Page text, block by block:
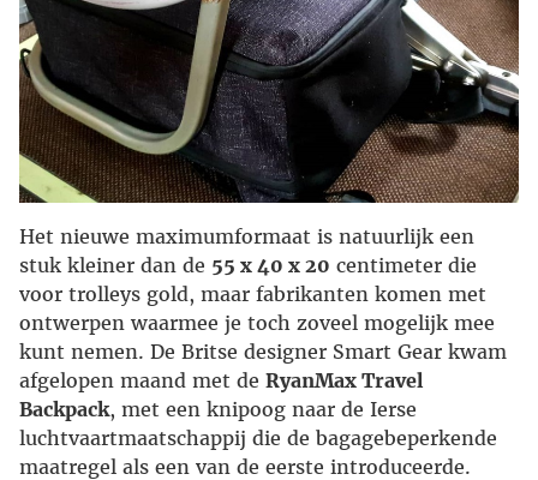
Het nieuwe maximumformaat is natuurlijk een
stuk kleiner dan de 55 x 40 x 20 centimeter die
voor trolleys gold, maar fabrikanten komen met
ontwerpen waarmee je toch zoveel mogelijk mee
kunt nemen. De Britse designer Smart Gear kwam
afgelopen maand met de RyanMax Travel
Backpack, met een knipoog naar de Ierse
luchtvaartmaatschappij die de bagagebeperkende
maatregel als een van de eerste introduceerde.